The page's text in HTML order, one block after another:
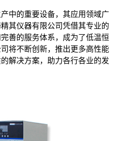
中的重要设备，其应用领域广
其仪器有限公司凭借其专业的
善的服务体系，成为了低温恒
将不断创新，推出更多高性能
解决方案，助力各行各业的发